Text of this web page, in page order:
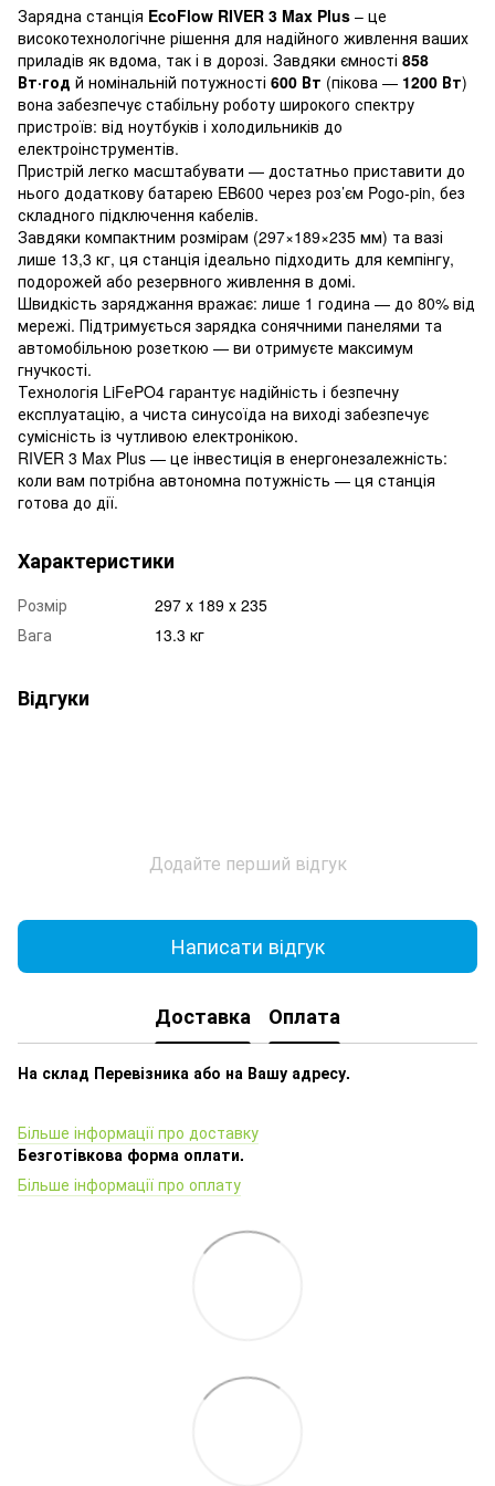
Зарядна станція EcoFlow RIVER 3 Max Plus – це
високотехнологічне рішення для надійного живлення ваших
приладів як вдома, так і в дорозі. Завдяки ємності 858
Вт·год й номінальній потужності 600 Вт (пікова — 1200 Вт)
вона забезпечує стабільну роботу широкого спектру
пристроїв: від ноутбуків і холодильників до
електроінструментів.
Пристрій легко масштабувати — достатньо приставити до
нього додаткову батарею EB600 через роз’єм Pogo-pin, без
складного підключення кабелів.
Завдяки компактним розмірам (297×189×235 мм) та вазі
лише 13,3 кг, ця станція ідеально підходить для кемпінгу,
подорожей або резервного живлення в домі.
Швидкість заряджання вражає: лише 1 година — до 80% від
мережі. Підтримується зарядка сонячними панелями та
автомобільною розеткою — ви отримуєте максимум
гнучкості.
Технологія LiFePO4 гарантує надійність і безпечну
експлуатацію, а чиста синусоїда на виході забезпечує
сумісність із чутливою електронікою.
RIVER 3 Max Plus — це інвестиція в енергонезалежність:
коли вам потрібна автономна потужність — ця станція
готова до дії.
Характеристики
Розмір
297 х 189 х 235
Вага
13.3 кг
Відгуки
Додайте перший відгук
Написати відгук
Доставка Оплата
На склад Перевізника або на Вашу адресу.
Більше інформації про доставку
Безготівкова форма оплати.
Більше інформації про оплату